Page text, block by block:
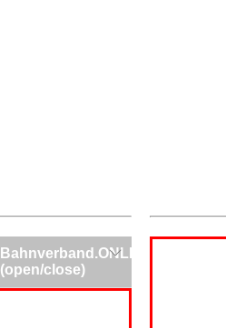
Bahnverband.ONLINE
(open/close)